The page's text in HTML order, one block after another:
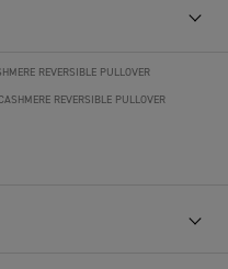
REVERSIBLE PULLOVER
REVERSIBLE PULLOVER